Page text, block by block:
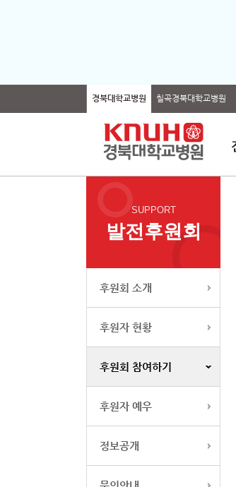
경북대학교병원 칠곡경북대학교병원
SUPPORT
발전후원회
후원회 소개
후원자 현황
후원회 참여하기
후원자 예우
정보공개